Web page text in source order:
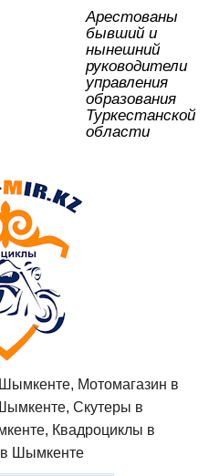
Арестованы
бывший и
нынешний
руководители
управления
образования
Туркестанской
области
Мотомагазин в
Скутеры в
Квадроциклы в
в Шымкенте